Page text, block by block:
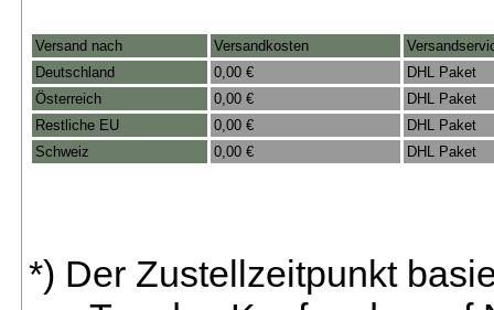
Versand nach Versandkosten
Deutschland
0,00 €
DHL Paket
Österreich
0,00 €
DHL Paket
Restliche EU
0,00 €
DHL Paket
Schweiz
0,00 € DHL Paket
*) Der Zustellzeitpunkt